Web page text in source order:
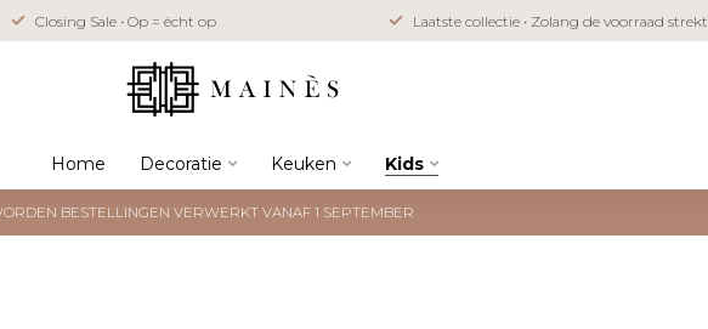
Closing Sale • Op = écht op Laatste collectie • Zolang de voorraad strekt
Home Decoratie Keuken Kids
BESTELLINGEN VERWERKT VANAF 1 SEPTEMBER